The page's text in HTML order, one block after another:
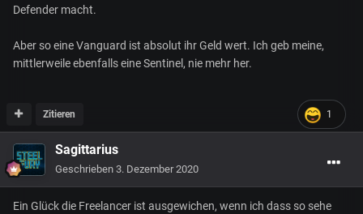
Defender macht.
Aber so eine Vanguard ist absolut ihr Geld wert. Ich geb meine,
mittlerweile ebenfalls eine Sentinel, nie mehr her.
1
Zitieren
Sagittarius
Geschrieben 3. Dezember 2020
Ein Glück die Freelancer ist ausgewichen, wenn ich dass so sehe